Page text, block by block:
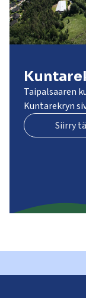
Taipalsaaren
Kuntarekryn
Siirry